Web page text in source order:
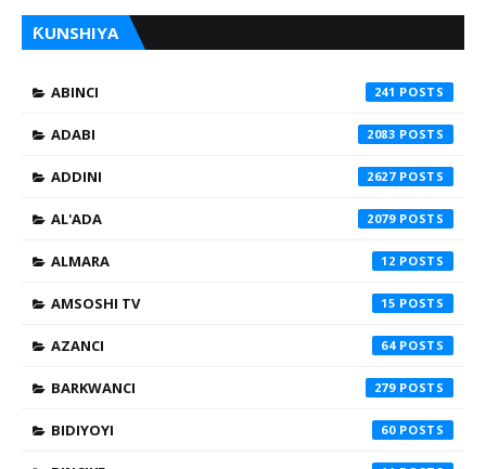
ƘUNSHIYA
ABINCI 241
ADABI 2083
ADDINI 2627
AL'ADA 2079
ALMARA 12
AMSOSHI TV 15
AZANCI 64
BARKWANCI 279
BIDIYOYI 60